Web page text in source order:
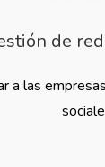
de
a las